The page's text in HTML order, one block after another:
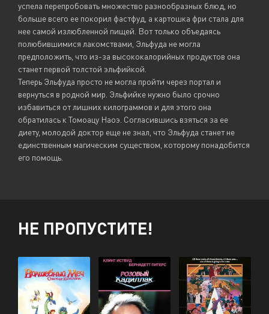
успела перепробовать множество разнообразных блюд, но
больше всего ее покорил фастфуд, а картошка фри стала для
нее самой излюбленной пищей. Вот только объедаясь
полюбившимися лакомствами, Эльфуда не могла
предположить, что из-за высококалорийных продуктов она
станет первой толстой эльфийкой.
Теперь Эльфуда просто не могла пройти через портал и
вернуться в родной мир. Эльфийке нужно было срочно
избавиться от лишних килограммов и для этого она
обратилась к Томоацу Наоэ. Согласившись взяться за ее
диету, молодой доктор еще не знал, что Эльфуда станет не
единственным магическим существом, которому понадобится
его помощь.
НЕ ПРОПУСТИТЕ!